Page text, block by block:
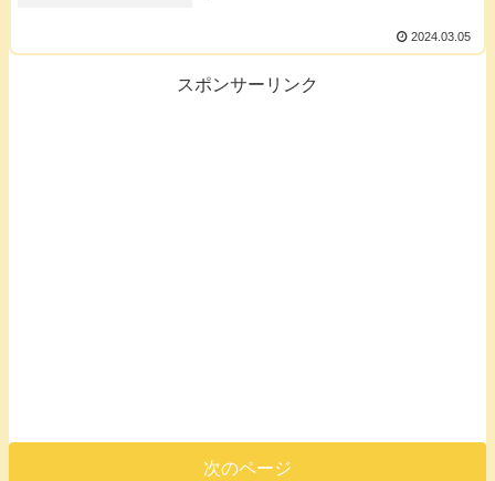
2024.03.05
スポンサーリンク
次のページ